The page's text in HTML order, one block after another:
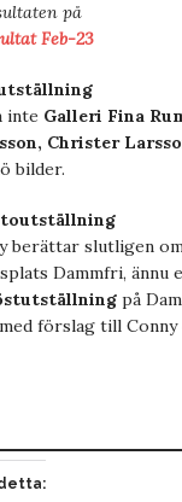
på
Feb-23
inte Galleri Fina
Christer
bilder.
berättar slutligen
Dammfri, ännu
på
förslag till